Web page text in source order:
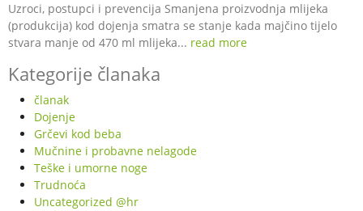
Uzroci, postupci i prevencija Smanjena proizvodnja mlijeka
(produkcija) kod dojenja smatra se stanje kada majčino tijelo
stvara manje od 470 ml mlijeka... read more
Kategorije članaka
članak
Dojenje
Grčevi kod beba
Mučnine i probavne nelagode
Teške i umorne noge
Trudnoća
Uncategorized @hr